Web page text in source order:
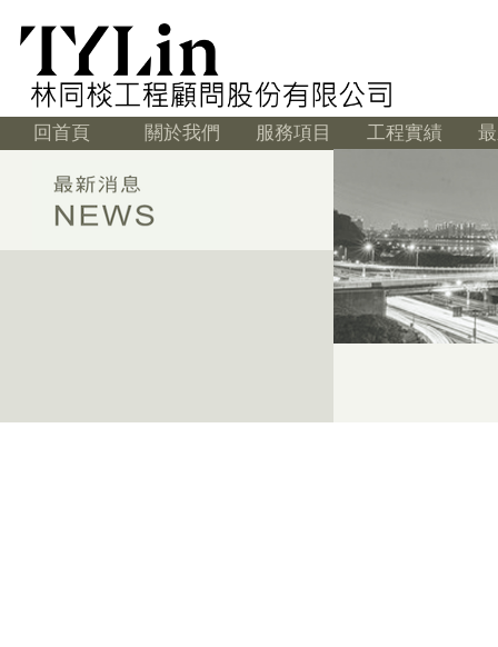
回首頁 關於我們 服務項目 工程實績